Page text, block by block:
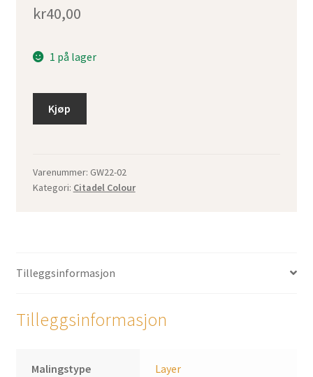
kr40,00
1 på lager
Kjøp
Varenummer: GW22-02
Kategori: Citadel Colour
Tilleggsinformasjon
Tilleggsinformasjon
Malingstype Layer